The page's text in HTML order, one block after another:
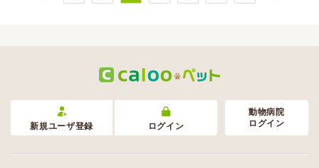
新規ユーザ登録 ログイン
動物病院
ログイン